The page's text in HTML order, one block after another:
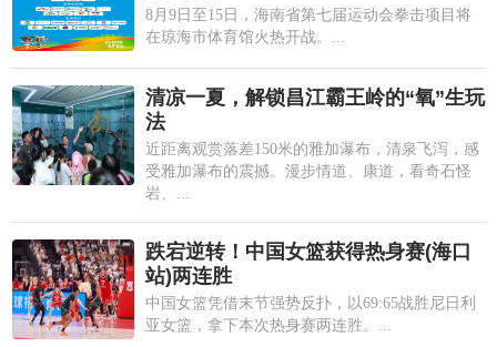
8月9日至15日，海南省第七届运动会拳击项目将
在琼海市体育馆火热开战。...
清凉一夏，解锁昌江霸王岭的“氧”生玩
法
近距离观赏落差150米的雅加瀑布，清泉飞泻，感
受雅加瀑布的震撼。漫步情道、康道，看奇石怪
岩、...
跌宕逆转！中国女篮获得热身赛(海口
站)两连胜
中国女篮凭借末节强势反扑，以69:65战胜尼日利
亚女篮，拿下本次热身赛两连胜。...